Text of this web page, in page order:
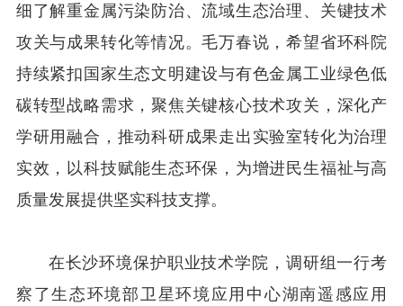
细了解重金属污染防治、流域生态治理、关键技术
攻关与成果转化等情况。毛万春说，希望省环科院
持续紧扣国家生态文明建设与有色金属工业绿色低
碳转型战略需求，聚焦关键核心技术攻关，深化产
学研用融合，推动科研成果走出实验室转化为治理
实效，以科技赋能生态环保，为增进民生福祉与高
质量发展提供坚实科技支撑。
在长沙环境保护职业技术学院，调研组一行考
察了生态环境部卫星环境应用中心湖南遥感应用